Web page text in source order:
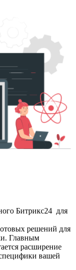
Битрикс24 для
решений для
Главным
расширение
вашей